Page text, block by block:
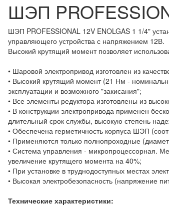
ШЭП
ШЭП PROFESSIONAL 12V ENOLGAS 1 1/4"
управляющего устройства с напряжением 12В.
Высокий крутящий момент позволяет
• Шаровой электропривод изготовлен из
• Высокий крутящий момент (21 Нм -
эксплуатации и возможного "закисания";
• Все элементы редуктора изготовлены из
• В конструкции электропривода применен
длительный срок службы, высокую степень
• Обеспечена герметичность корпуса ШЭП
• Применяются только полнопроходные
• Система управления - микропроцессорная.
увеличение крутящего момента на 40%;
• При установке в труднодоступных местах
• Высокая электробезопасность (напряжение
Технические характеристики: